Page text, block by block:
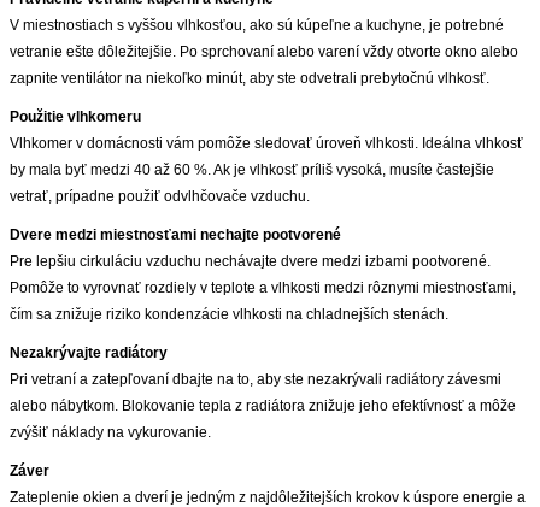
V miestnostiach s vyššou vlhkosťou, ako sú kúpeľne a kuchyne, je potrebné
vetranie ešte dôležitejšie. Po sprchovaní alebo varení vždy otvorte okno alebo
zapnite ventilátor na niekoľko minút, aby ste odvetrali prebytočnú vlhkosť.
Použitie vlhkomeru
Vlhkomer v domácnosti vám pomôže sledovať úroveň vlhkosti. Ideálna vlhkosť
by mala byť medzi 40 až 60 %. Ak je vlhkosť príliš vysoká, musíte častejšie
vetrať, prípadne použiť odvlhčovače vzduchu.
Dvere medzi miestnosťami nechajte pootvorené
Pre lepšiu cirkuláciu vzduchu nechávajte dvere medzi izbami pootvorené.
Pomôže to vyrovnať rozdiely v teplote a vlhkosti medzi rôznymi miestnosťami,
čím sa znižuje riziko kondenzácie vlhkosti na chladnejších stenách.
Nezakrývajte radiátory
Pri vetraní a zatepľovaní dbajte na to, aby ste nezakrývali radiátory závesmi
alebo nábytkom. Blokovanie tepla z radiátora znižuje jeho efektívnosť a môže
zvýšiť náklady na vykurovanie.
Záver
Zateplenie okien a dverí je jedným z najdôležitejších krokov k úspore energie a